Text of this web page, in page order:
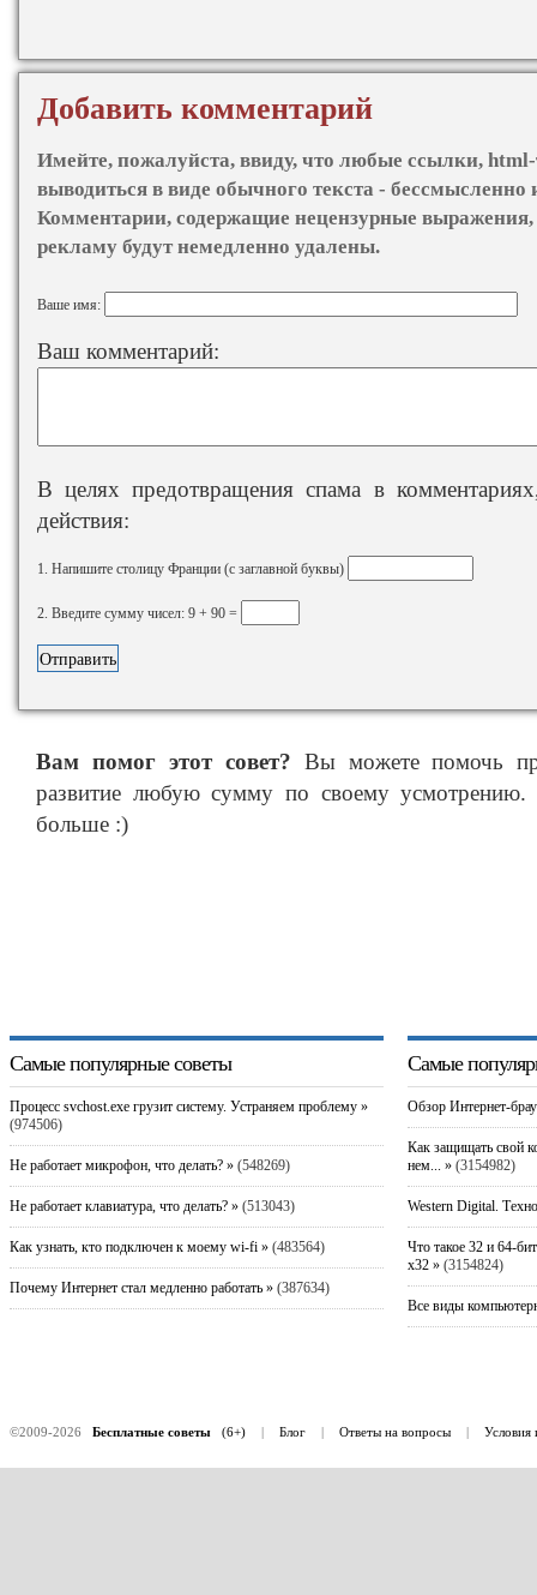
Добавить комментарий
Имейте, пожалуйста, ввиду, что любые ссылки,
выводиться в виде обычного текста - бессмысленно
Комментарии, содержащие нецензурные
рекламу будут немедленно удалены.
Ваше имя:
Ваш комментарий:
В целях предотвращения спама в
действия:
1. Напишите столицу Франции (с заглавной буквы)
2. Введите сумму чисел: 9 + 90 =
Вам помог этот совет? Вы можете помочь
развитие любую сумму по своему
больше :)
Самые популярные советы
Процесс svchost.exe грузит систему. Устраняем проблему »
(974506)
Не работает микрофон, что делать? »(548269)
Не работает клавиатура, что делать? »(513043)
Как узнать, кто подключен к моему wi-fi »(483564)
Почему Интернет стал медленно работать »(387634)
Самые
Обзор Интернет-
Как защищать свой
нем... »(3154982)
Western Digital.
Что такое 32 и 64-
x32 »(3154824)
Все виды
©2009-2026 Бесплатные советы(6+) | Блог | Ответы на вопросы | Условия